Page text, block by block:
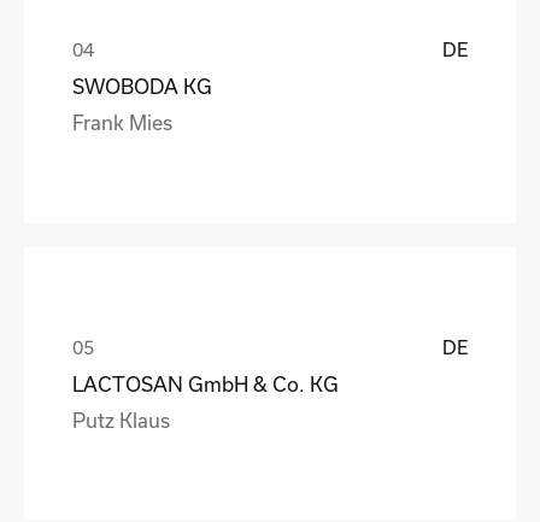
DE
SWOBODA KG
Frank Mies
DE
LACTOSAN GmbH & Co. KG
Putz Klaus